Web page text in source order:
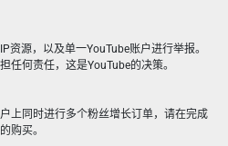
资源，以及单一YouTube账户进行举报。
任何责任，这是YouTube的决策。
上同时进行多个粉丝增长订单，请在完成
购买。